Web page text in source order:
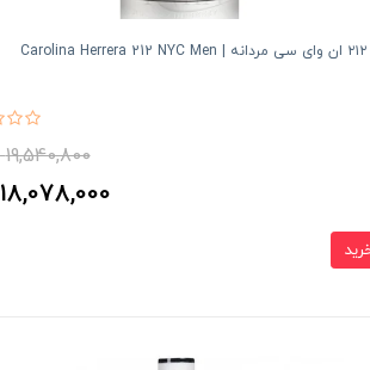
19,540,800
18,078,000